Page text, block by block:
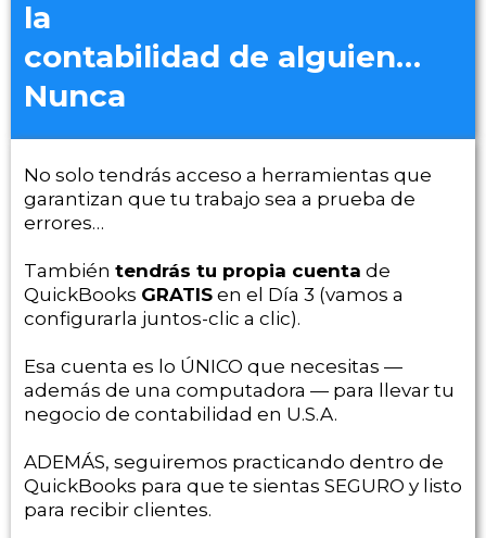
la
contabilidad de alguien…
Nunca
No solo tendrás acceso a herramientas que
garantizan que tu trabajo sea a prueba de
errores…
También tendrás tu propia cuenta de
QuickBooks GRATIS en el Día 3 (vamos a
configurarla juntos-clic a clic).
Esa cuenta es lo ÚNICO que necesitas —
además de una computadora — para llevar tu
negocio de contabilidad en U.S.A.
ADEMÁS, seguiremos practicando dentro de
QuickBooks para que te sientas SEGURO y listo
para recibir clientes.